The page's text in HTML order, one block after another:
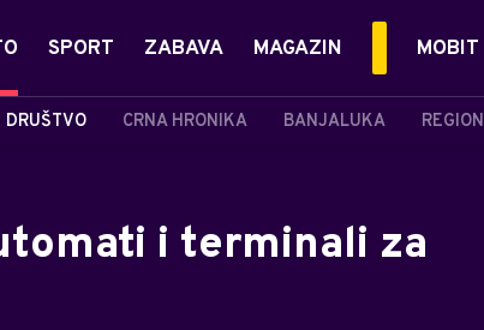
DRUŠTVO CRNA HRONIKA BANJALUKA REGION
SPORT ZABAVA MAGAZIN MOBIT
i terminali za